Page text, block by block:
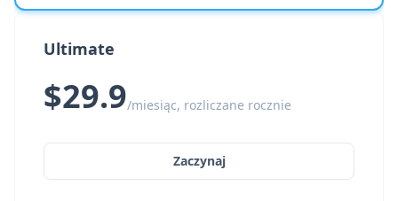
Ultimate
$29.9/miesiąc, rozliczane rocznie
Zaczynaj